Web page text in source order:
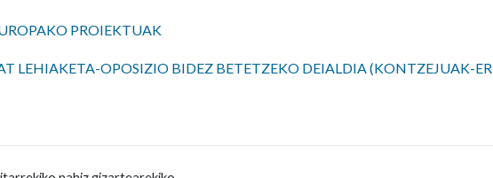
PROIEKTUAK
LEHIAKETA-OPOSIZIO BIDEZ BETETZEKO DEIALDIA (KONTZEJUAK-